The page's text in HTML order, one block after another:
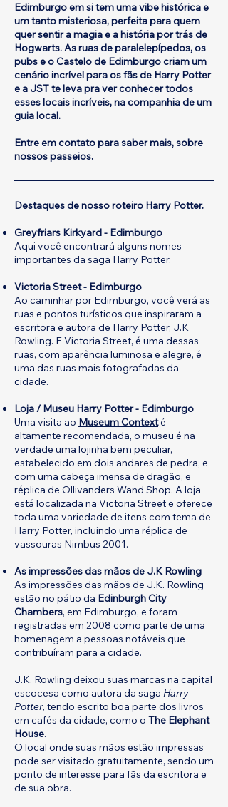
Edimburgo em si tem uma vibe histórica e
um tanto misteriosa, perfeita para quem
quer sentir a magia e a história por trás de
Hogwarts. As ruas de paralelepípedos, os
pubs e o Castelo de Edimburgo criam um
cenário incrível para os fãs de Harry Potter
e a JST te leva pra ver conhecer todos
esses locais incríveis, na companhia de um
guia local.
Entre em contato para saber mais, sobre
nossos passeios.
Destaques de nosso roteiro Harry Potter.
Greyfriars Kirkyard - Edimburgo
Aqui você encontrará alguns nomes
importantes da saga Harry Potter.
Victoria Street - Edimburgo
Ao caminhar por Edimburgo, você verá as
ruas e pontos turísticos que inspiraram a
escritora e autora de Harry Potter, J.K
Rowling. E Victoria Street, é uma dessas
ruas, com aparência luminosa e alegre, é
uma das ruas mais fotografadas da
cidade.
Loja / Museu Harry Potter - Edimburgo
Uma visita ao Museum Contexté
altamente recomendada, o museu é na
verdade uma lojinha bem peculiar,
estabelecido em dois andares de pedra, e
com uma cabeça imensa de dragão, e
réplica de Ollivanders Wand Shop. A loja
está localizada na Victoria Street e oferece
toda uma variedade de itens com tema de
Harry Potter, incluindo uma réplica de
vassouras Nimbus 2001.
As impressões das mãos de J.K Rowling
As impressões das mãos de J.K. Rowling
estão no pátio da Edinburgh City
Chambers, em Edimburgo, e foram
registradas em 2008 como parte de uma
homenagem a pessoas notáveis que
contribuíram para a cidade.
J.K. Rowling deixou suas marcas na capital
escocesa como autora da saga Harry
Potter, tendo escrito boa parte dos livros
em cafés da cidade, como o The Elephant
House.
O local onde suas mãos estão impressas
pode ser visitado gratuitamente, sendo um
ponto de interesse para fãs da escritora e
de sua obra.